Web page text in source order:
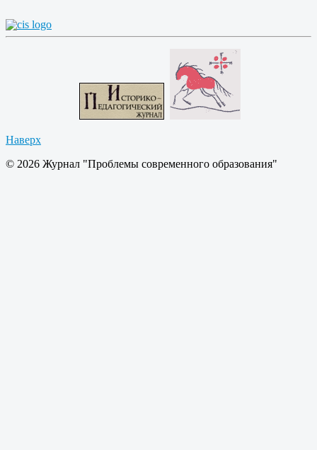
Наверх
© 2026 Журнал "Проблемы современного образования"